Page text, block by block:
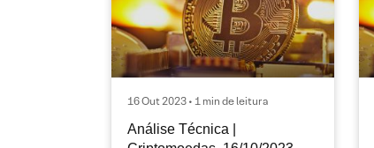
16 Out 2023 • 1 min de leitura
Análise Técnica |